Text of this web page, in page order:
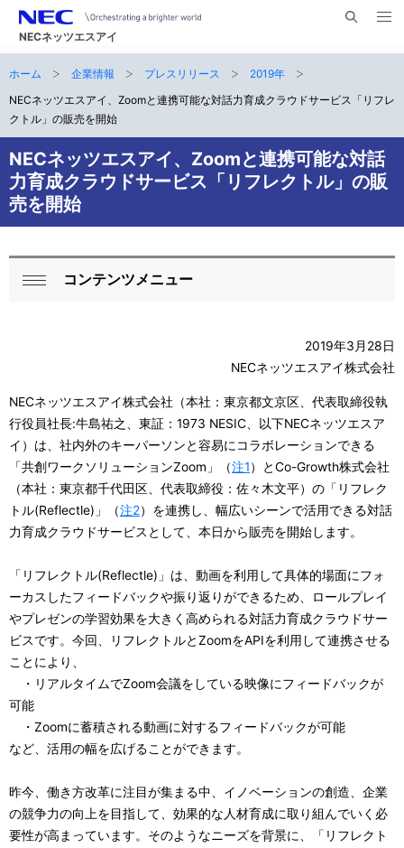
NECネッツエスアイ
メ
く
ナ
ビ
ゲ
ー
シ
ョ
ン
サ
イ
内
の
在
ホーム 企業情報 プレスリリース
2019年
NECネッツエスアイ、Zoomと連携可能な対話力育成クラウドサービス「リフレ
クトル」の販売を開始
NECネッツエスアイ、Zoomと連携可能な対話
力育成クラウドサービス「リフレクトル」の販
売を開始
ロ
ナ
ビ
ゲ
ー
ョ
ン
コンテンツメニュー
2019年3月28日
NECネッツエスアイ株式会社
NECネッツエスアイ株式会社（本社：東京都文京区、代表取締役執
行役員社長:牛島祐之、東証：1973 NESIC、以下NECネッツエスア
イ）は、社内外のキーパーソンと容易にコラボレーションできる
「共創ワークソリューションZoom」（注1）とCo-Growth株式会社
（本社：東京都千代田区、代表取締役：佐々木文平）の「リフレク
トル(Reflectle)」（注2）を連携し、幅広いシーンで活用できる対話
力育成クラウドサービスとして、本日から販売を開始します。
「リフレクトル(Reflectle)」は、動画を利用して具体的場面にフォ
ーカスしたフィードバックや振り返りができるため、ロールプレイ
やプレゼンの学習効果を大きく高められる対話力育成クラウドサー
ビスです。今回、リフレクトルとZoomをAPIを利用して連携させる
ことにより、
・リアルタイムでZoom会議をしている映像にフィードバックが
可能
・Zoomに蓄積される動画に対するフィードバックが可能
など、活用の幅を広げることができます。
昨今、働き方改革に注目が集まる中、イノベーションの創造、企業
の競争力の向上を目指して、効果的な人材育成に取り組んでいく必
要性が高まっています。そのようなニーズを背景に、「リフレクト